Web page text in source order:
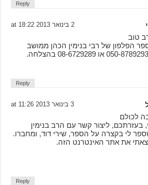
Reply
2 בינואר 2013 at 18:22
טוב
הפלפון של רבי בנימין הכהן ממושב
Reply
3 בינואר 2013 at 11:26
לכולם
בעזרתכם, ליצור קשר עם הרב בנימין
לי בקצרה על הספר, שירי דוד, ומחברו.
את אתר האינטרנט הזה.
Reply